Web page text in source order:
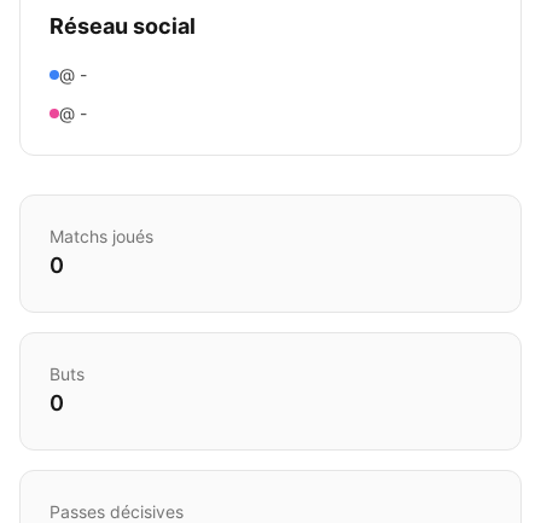
Réseau social
@ -
@ -
Matchs joués
0
Buts
0
Passes décisives